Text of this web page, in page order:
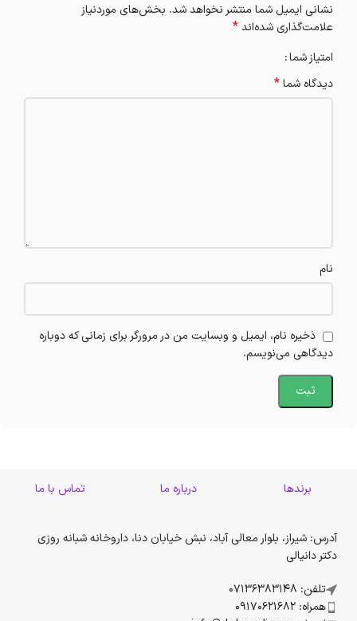
نشانی ایمیل شما منتشر نخواهد شد. بخش‌های موردنیاز
علامت‌گذاری شده‌اند*
امتیاز شما
دیدگاه شما*
نام
ذخیره نام، ایمیل و وبسایت من در مرورگر برای زمانی که دوباره
دیدگاهی می‌نویسم.
برندها درباره ما تماس با ما
آدرس: شیراز، بلوار معالی آباد، نبش خیابان دنا، داروخانه شبانه روزی
دکتر دانیالی
تلفن: 07136383148
همراه: 09170621682